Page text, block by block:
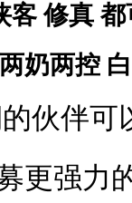
客 修真 都
两奶两控
伙伴可
更强力